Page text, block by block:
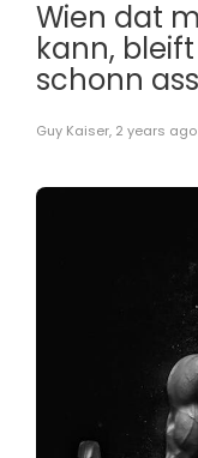
Wien dat
kann,
schonn
Guy Kaiser, 2 years ago